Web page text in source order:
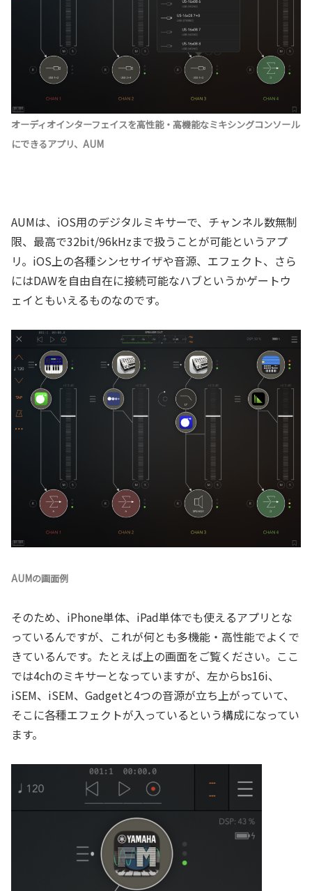
オーディオインターフェイスを高性能・高機能なミキシングコンソール
にできるアプリ、AUM
AUMは、iOS用のデジタルミキサーで、チャンネル数無制
限、最高で32bit/96kHzまで扱うことが可能というアプ
リ。iOS上の各種シンセサイザや音源、エフェクト、さら
にはDAWを自由自在に接続可能なハブというかゲートウ
ェイともいえるものなのです。
AUMの画面例
そのため、iPhone単体、iPad単体でも使えるアプリとな
っているんですが、これが何とも多機能・高性能でよくで
きているんです。たとえば上の画面をご覧ください。ここ
では4chのミキサーとなっていますが、左からbs16i、
iSEM、iSEM、Gadgetと4つの音源が立ち上がっていて、
そこに各種エフェクトが入っているという構成になってい
ます。